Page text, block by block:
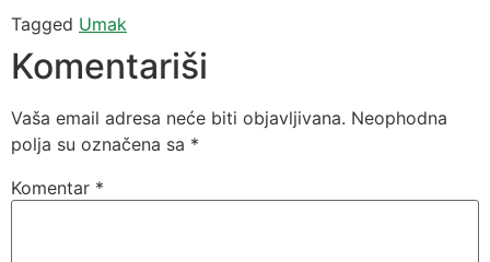
Tagged Umak
Komentariši
Vaša email adresa neće biti objavljivana. Neophodna
polja su označena sa *
Komentar *